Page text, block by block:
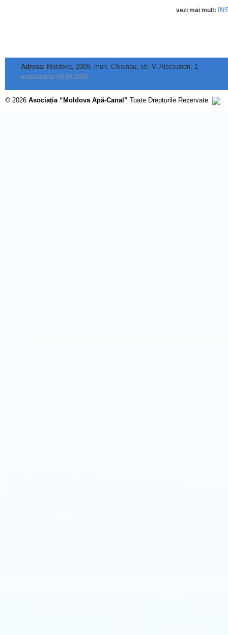
vezi mai mult:
Adresa: Moldova, 2009, mun. Chisinau, str. V. Alecsandri, 1
actualizat la: 06.08.2026
© 2026 Asociația “Moldova Apă-Canal” Toate Drepturile Rezervate.